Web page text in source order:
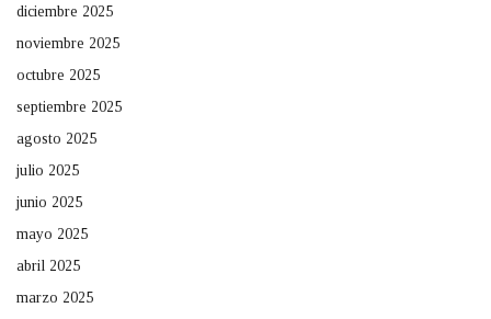
diciembre 2025
noviembre 2025
octubre 2025
septiembre 2025
agosto 2025
julio 2025
junio 2025
mayo 2025
abril 2025
marzo 2025